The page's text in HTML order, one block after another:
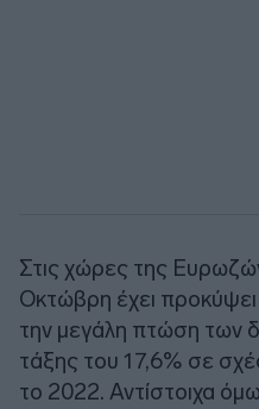
Στις χώρες της
Οκτώβρη έχει
την μεγάλη πτώση των
τάξης του 17,6% σε
το 2022. Αντίστοιχα